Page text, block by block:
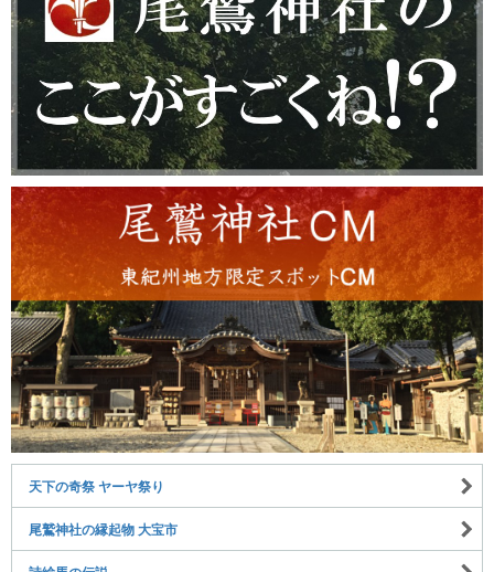
天下の奇祭 ヤーヤ祭り
尾鷲神社の縁起物 大宝市